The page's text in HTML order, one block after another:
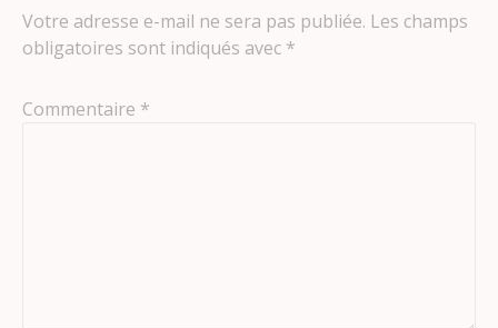
Votre adresse e-mail ne sera pas publiée. Les champs
obligatoires sont indiqués avec *
Commentaire *